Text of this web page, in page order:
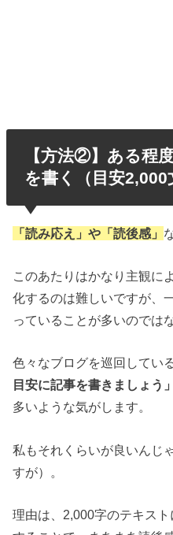
【方法②】ある程
を書く（目安2,000
「読み応え」や「読後感」
このあたりはかなり主観に
化するのは難しいですが、
っていることが多いのでは
色々なブログを巡回してい
目安に記事を書きましょう」
多いような気がします。
私もそれくらいが良いんじ
すが）。
理由は、2,000字のテキス